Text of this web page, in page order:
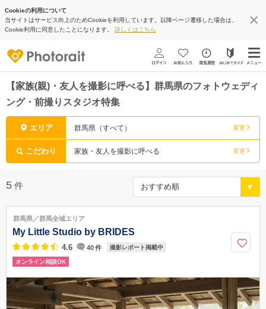
Cookieの利用について
当サイトはサービス向上のためCookieを利用しています。以降ページ遷移した場合は、
Cookie利用に同意したことになります。 詳しくはこちら
【家族(親)・友人を撮影に呼べる】群馬県のフォトウェディ
ング・前撮りスタジオ特集
エリア 群馬県（すべて） 変更
こだわり 家族・友人を撮影に呼べる 変更
5 件
群馬県／群馬全域エリア
My Little Studio by BRIDES
4.6 40件 撮影レポート掲載中
オンライン相談OK